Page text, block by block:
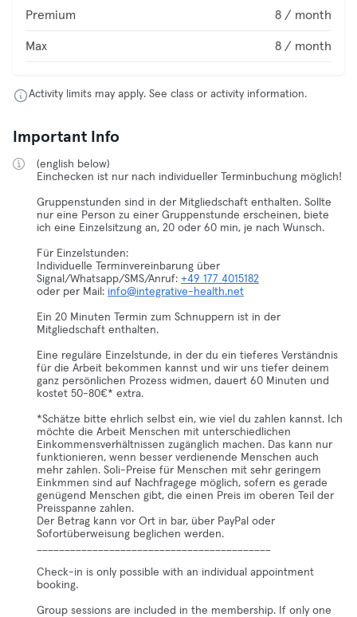
Premium 8 / month
Max 8 / month
Activity limits may apply. See class or activity information.
Important Info
(english below)
Einchecken ist nur nach individueller Terminbuchung möglich!
Gruppenstunden sind in der Mitgliedschaft enthalten. Sollte
nur eine Person zu einer Gruppenstunde erscheinen, biete
ich eine Einzelsitzung an, 20 oder 60 min, je nach Wunsch.
Für Einzelstunden:
Individuelle Terminvereinbarung über
Signal/Whatsapp/SMS/Anruf: +49 177 4015182
oder per Mail: info@integrative-health.net
Ein 20 Minuten Termin zum Schnuppern ist in der
Mitgliedschaft enthalten.
Eine reguläre Einzelstunde, in der du ein tieferes Verständnis
für die Arbeit bekommen kannst und wir uns tiefer deinem
ganz persönlichen Prozess widmen, dauert 60 Minuten und
kostet 50-80€* extra.
*Schätze bitte ehrlich selbst ein, wie viel du zahlen kannst. Ich
möchte die Arbeit Menschen mit unterschiedlichen
Einkommensverhältnissen zugänglich machen. Das kann nur
funktionieren, wenn besser verdienende Menschen auch
mehr zahlen. Soli-Preise für Menschen mit sehr geringem
Einkmmen sind auf Nachfragege möglich, sofern es gerade
genügend Menschen gibt, die einen Preis im oberen Teil der
Preisspanne zahlen.
Der Betrag kann vor Ort in bar, über PayPal oder
Sofortüberweisung beglichen werden.
Check-in is only possible with an individual appointment
booking.
Group sessions are included in the membership. If only one